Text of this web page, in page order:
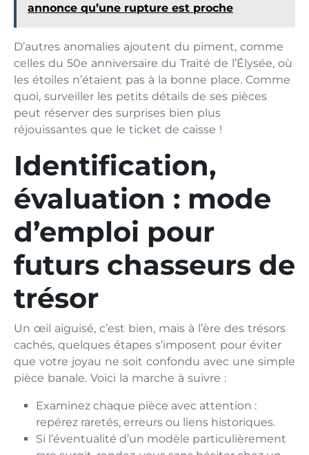
annonce qu’une rupture est proche
D’autres anomalies ajoutent du piment, comme
celles du 50e anniversaire du Traité de l’Élysée, où
les étoiles n’étaient pas à la bonne place. Comme
quoi, surveiller les petits détails de ses pièces
peut réserver des surprises bien plus
réjouissantes que le ticket de caisse !
Identification,
évaluation : mode
d’emploi pour
futurs chasseurs de
trésor
Un œil aiguisé, c’est bien, mais à l’ère des trésors
cachés, quelques étapes s’imposent pour éviter
que votre joyau ne soit confondu avec une simple
pièce banale. Voici la marche à suivre :
Examinez chaque pièce avec attention :
repérez raretés, erreurs ou liens historiques.
Si l’éventualité d’un modèle particulièrement